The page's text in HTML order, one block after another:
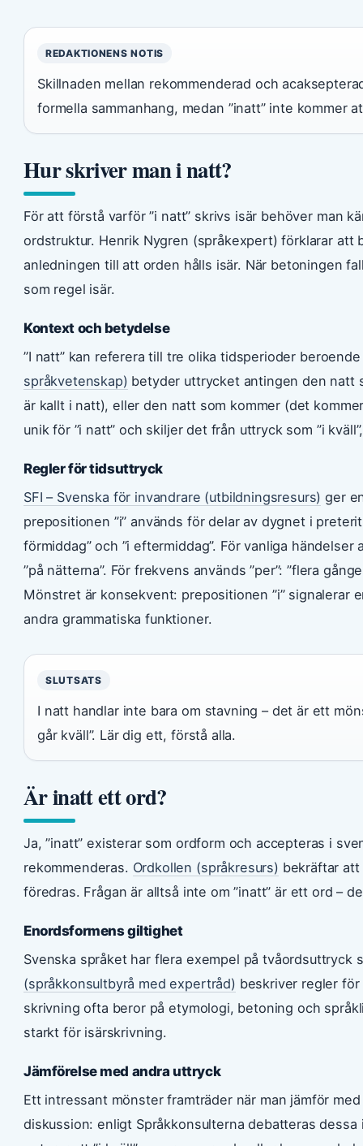
REDAKTIONENS NOTIS
Skillnaden mellan rekommenderad och
formella sammanhang, medan ”inatt” inte
Hur skriver man i natt?
För att förstå varför ”i natt” skrivs isär behöver man
ordstruktur. Henrik Nygren (språkexpert) förklarar att
anledningen till att orden hålls isär. När betoningen
som regel isär.
Kontext och betydelse
”I natt” kan referera till tre olika tidsperioder
språkvetenskap) betyder uttrycket antingen den natt
är kallt i natt), eller den natt som kommer (det
unik för ”i natt” och skiljer det från uttryck som ”i
Regler för tidsuttryck
SFI – Svenska för invandrare (utbildningsresurs) ger
prepositionen ”i” används för delar av dygnet i
förmiddag” och ”i eftermiddag”. För vanliga
”på nätterna”. För frekvens används ”per”: ”flera
Mönstret är konsekvent: prepositionen ”i” signalerar
andra grammatiska funktioner.
SLUTSATS
I natt handlar inte bara om stavning – det är ett
går kväll”. Lär dig ett, förstå alla.
Är inatt ett ord?
Ja, ”inatt” existerar som ordform och accepteras i
rekommenderas. Ordkollen (språkresurs) bekräftar att
föredras. Frågan är alltså inte om ”inatt” är ett ord –
Enordsformens giltighet
Svenska språket har flera exempel på tvåordsuttryck
(språkkonsultbyrå med expertråd) beskriver regler
skrivning ofta beror på etymologi, betoning och
starkt för isärskrivning.
Jämförelse med andra uttryck
Ett intressant mönster framträder när man jämför
diskussion: enligt Språkkonsulterna debatteras